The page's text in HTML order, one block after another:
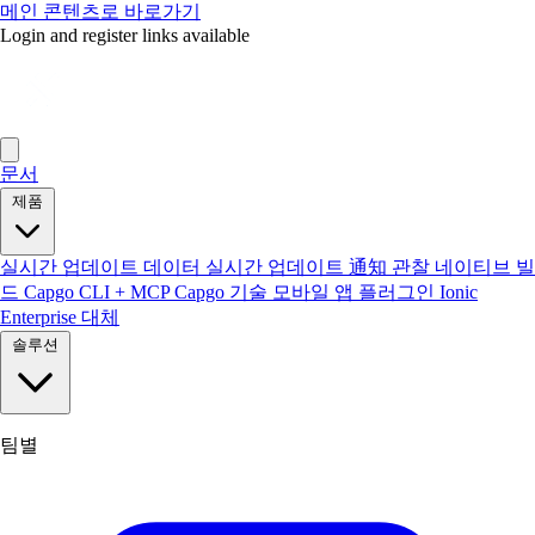
메인 콘텐츠로 바로가기
Login and register links available
문서
제품
실시간 업데이트 데이터 실시간 업데이트 通知 관찰 네이티브 빌
드 Capgo CLI + MCPCapgo 기술 모바일 앱 플러그인 Ionic
Enterprise 대체
솔루션
팀별